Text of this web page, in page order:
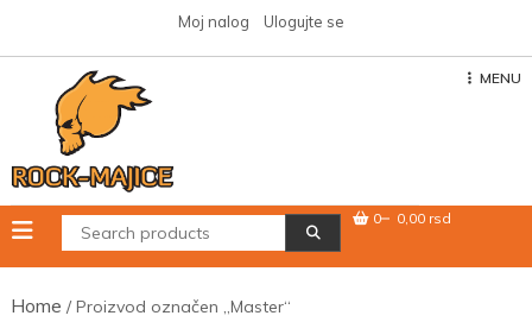
content
Moj nalog Ulogujte se
MENU
0 0,00 rsd
Home / Proizvod označen „Master“